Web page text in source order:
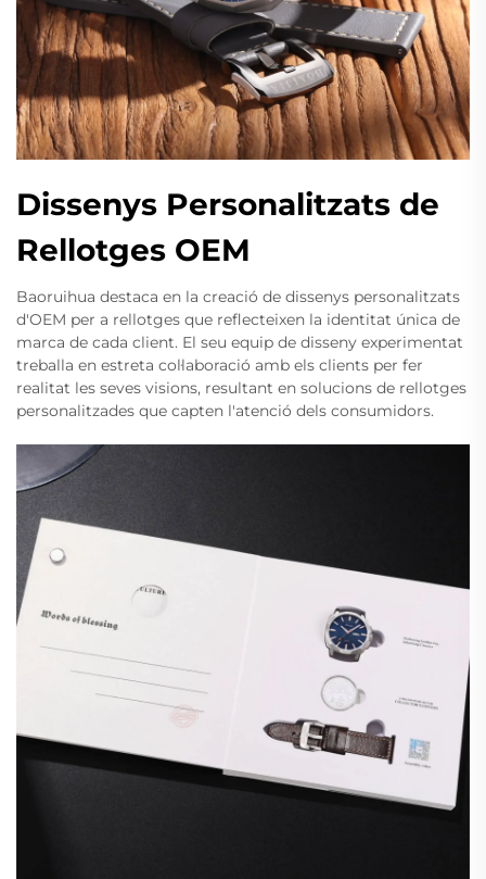
Dissenys Personalitzats de
Rellotges OEM
Baoruihua destaca en la creació de dissenys personalitzats
d'OEM per a rellotges que reflecteixen la identitat única de
marca de cada client. El seu equip de disseny experimentat
treballa en estreta col·laboració amb els clients per fer
realitat les seves visions, resultant en solucions de rellotges
personalitzades que capten l'atenció dels consumidors.